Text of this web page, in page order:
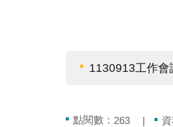
1130913工作會
點閱數： 263